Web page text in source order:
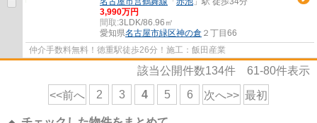
3,990万円
間取:3LDK/86.96㎡
愛知県名古屋市緑区神の倉 ２丁目66
仲介手数料無料！徳重駅徒歩26分！施工：飯田産業
該当公開件数134件 61-80件表示
<<前へ 2 3 4 5 6 次へ>> 最初